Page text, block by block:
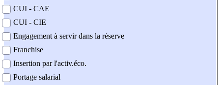
CUI - CAE
CUI - CIE
Engagement à servir dans la réserve
Franchise
Insertion par l'activ.éco.
Portage salarial